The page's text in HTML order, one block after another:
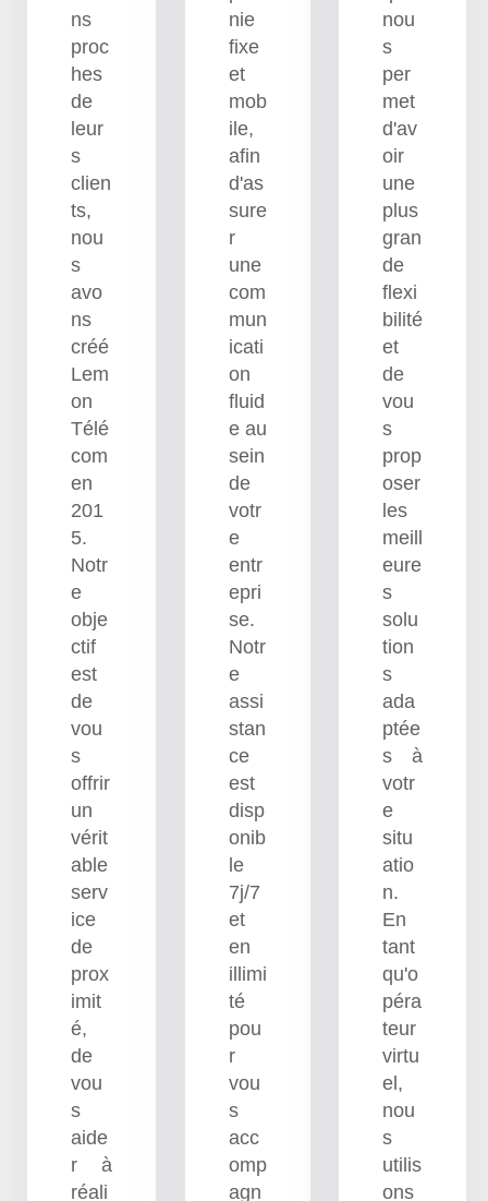
ns
proc
hes
de
leur
s
clien
ts,
nou
s
avo
ns
créé
Lem
on
Télé
com
en
201
5.
Notr
e
obje
ctif
est
de
vou
s
offrir
un
vérit
able
serv
ice
de
prox
imit
é,
de
vou
s
aide
r à
réali
nie
fixe
et
mob
ile,
afin
d'as
sure
r
une
com
mun
icati
on
fluid
e au
sein
de
votr
e
entr
epri
se.
Notr
e
assi
stan
ce
est
disp
onib
le
7j/7
et
en
illimi
té
pou
r
vou
s
acc
omp
agn
nou
s
per
met
d'av
oir
une
plus
gran
de
flexi
bilité
et
de
vou
s
prop
oser
les
meill
eure
s
solu
tion
s
ada
ptée
s à
votr
e
situ
atio
n.
En
tant
qu'o
péra
teur
virtu
el,
nou
s
utilis
ons